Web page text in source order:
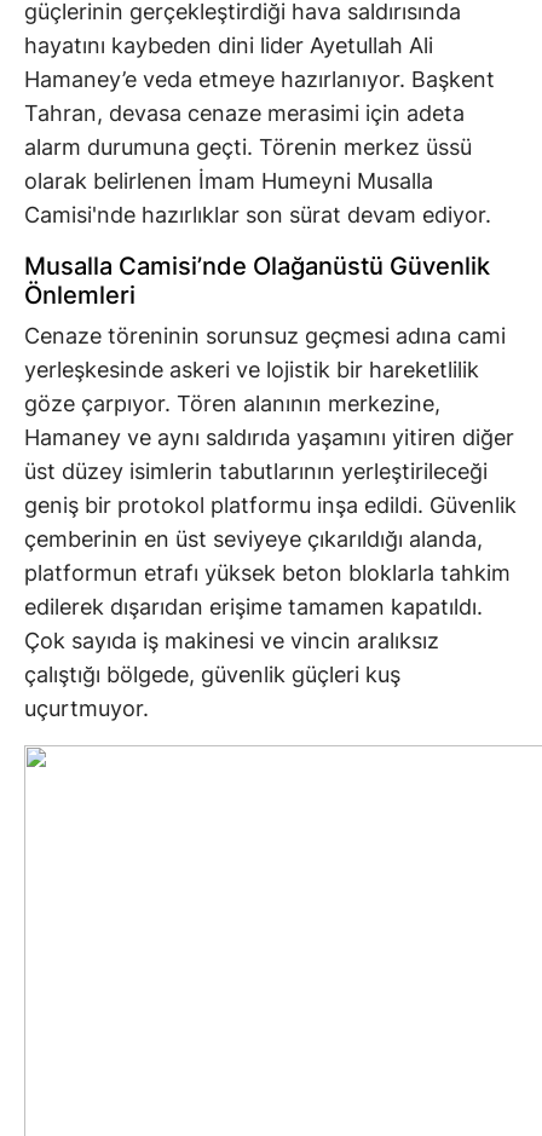
güçlerinin gerçekleştirdiği hava saldırısında
hayatını kaybeden dini lider Ayetullah Ali
Hamaney’e veda etmeye hazırlanıyor. Başkent
Tahran, devasa cenaze merasimi için adeta
alarm durumuna geçti. Törenin merkez üssü
olarak belirlenen İmam Humeyni Musalla
Camisi'nde hazırlıklar son sürat devam ediyor.
Musalla Camisi’nde Olağanüstü Güvenlik
Önlemleri
Cenaze töreninin sorunsuz geçmesi adına cami
yerleşkesinde askeri ve lojistik bir hareketlilik
göze çarpıyor. Tören alanının merkezine,
Hamaney ve aynı saldırıda yaşamını yitiren diğer
üst düzey isimlerin tabutlarının yerleştirileceği
geniş bir protokol platformu inşa edildi. Güvenlik
çemberinin en üst seviyeye çıkarıldığı alanda,
platformun etrafı yüksek beton bloklarla tahkim
edilerek dışarıdan erişime tamamen kapatıldı.
Çok sayıda iş makinesi ve vincin aralıksız
çalıştığı bölgede, güvenlik güçleri kuş
uçurtmuyor.